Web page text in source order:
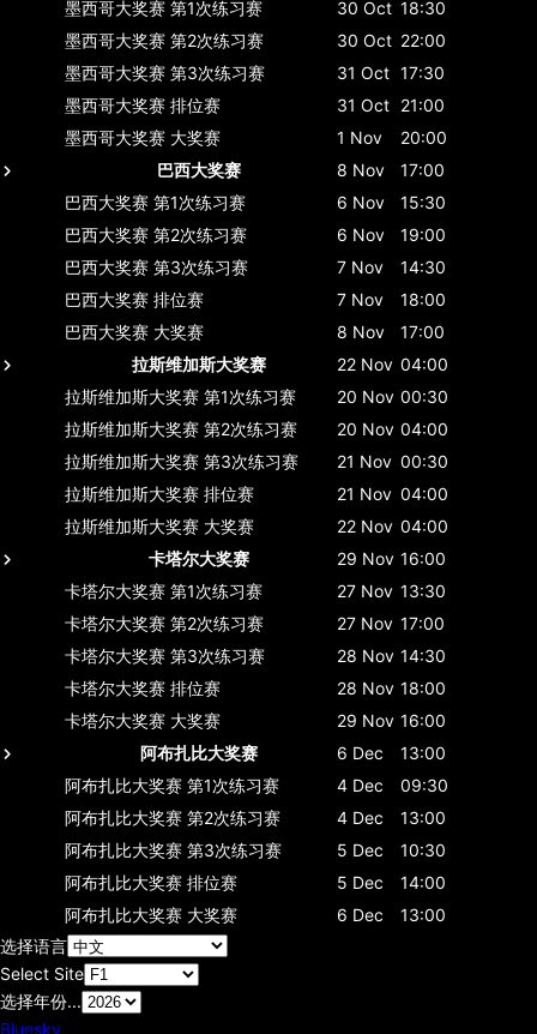
墨西哥大奖赛 第1次练习赛 30 Oct 18:30
墨西哥大奖赛 第2次练习赛 30 Oct 22:00
墨西哥大奖赛 第3次练习赛 31 Oct 17:30
墨西哥大奖赛 排位赛 31 Oct 21:00
墨西哥大奖赛 大奖赛 1 Nov
20:00
巴西大奖赛
8 Nov
17:00
巴西大奖赛 第1次练习赛 6 Nov
15:30
巴西大奖赛 第2次练习赛 6 Nov
19:00
巴西大奖赛 第3次练习赛 7 Nov
14:30
巴西大奖赛 排位赛 7 Nov
18:00
巴西大奖赛 大奖赛 8 Nov
17:00
拉斯维加斯大奖赛
22 Nov 04:00
拉斯维加斯大奖赛 第1次练习赛 20 Nov 00:30
拉斯维加斯大奖赛 第2次练习赛 20 Nov 04:00
拉斯维加斯大奖赛 第3次练习赛 21 Nov 00:30
拉斯维加斯大奖赛 排位赛 21 Nov 04:00
拉斯维加斯大奖赛 大奖赛 22 Nov 04:00
卡塔尔大奖赛
29 Nov 16:00
卡塔尔大奖赛 第1次练习赛 27 Nov 13:30
卡塔尔大奖赛 第2次练习赛 27 Nov 17:00
卡塔尔大奖赛 第3次练习赛 28 Nov 14:30
卡塔尔大奖赛 排位赛 28 Nov 18:00
卡塔尔大奖赛 大奖赛 29 Nov 16:00
阿布扎比大奖赛
6 Dec
13:00
阿布扎比大奖赛 第1次练习赛 4 Dec
09:30
阿布扎比大奖赛 第2次练习赛 4 Dec
13:00
阿布扎比大奖赛 第3次练习赛 5 Dec
10:30
阿布扎比大奖赛 排位赛 5 Dec
14:00
阿布扎比大奖赛 大奖赛 6 Dec
13:00
选择语言
Select Site
选择年份...
Bluesky